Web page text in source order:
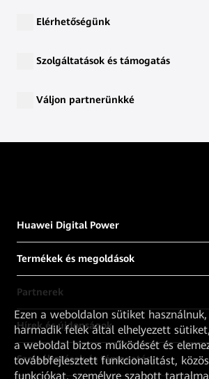
Elérhetőségünk
Szolgáltatások és támogatás
Váljon partnerünkké
Huawei Digital Power
Termékek és megoldások
Partnerek
Hírek és újdonságok
Szolgáltatások és támogatás
Ezen a weboldalon sütiket
harmadik felek által elhelyezett
a weboldal biztos működését és
továbbfejlesztett funkcionalitást,
funkciókat, személyre szabott